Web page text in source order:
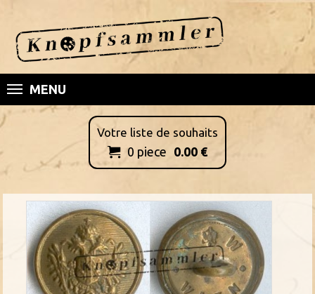
MENU
Votre liste de souhaits
 0 piece 0.00 €